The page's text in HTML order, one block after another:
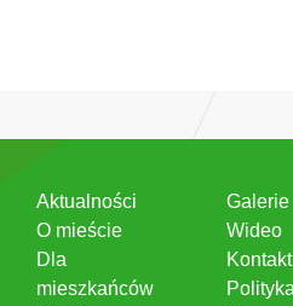
Aktualności
O mieście
Dla
mieszkańców
Galerie
Wideo
Kontakt